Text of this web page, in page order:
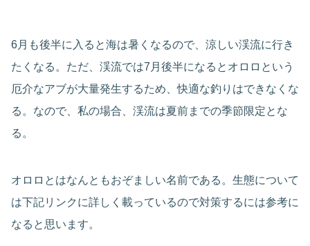
6月も後半に入ると海は暑くなるので、涼しい渓流に行き
たくなる。ただ、渓流では7月後半になるとオロロという
厄介なアブが大量発生するため、快適な釣りはできなくな
る。なので、私の場合、渓流は夏前までの季節限定とな
る。
オロロとはなんともおぞましい名前である。生態について
は下記リンクに詳しく載っているので対策するには参考に
なると思います。